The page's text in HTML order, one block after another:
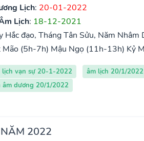
Lịch: 20-01-2022
Lịch: 18-12-2021
Hắc đạo, Tháng Tân Sửu, Năm Nhâm
(5h-7h) Mậu Ngọ (11h-13h) Kỷ
lịch vạn sự 20-1-2022 âm lịch 20/1/2022
âm dương 20/1/2022
2022